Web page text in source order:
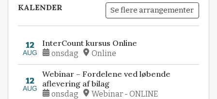
KALENDER Se flere arrangementer
12
AUG
InterCount kursus Online
onsdag Online
12
AUG
Webinar – Fordelene ved løbende
aflevering af bilag
onsdag Webinar - ONLINE